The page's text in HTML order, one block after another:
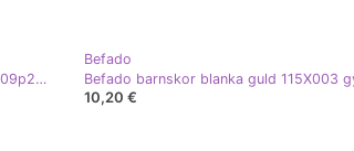
Befado barns tofflor med en båge 109p206 guld gyllene
Befado
10,20 €